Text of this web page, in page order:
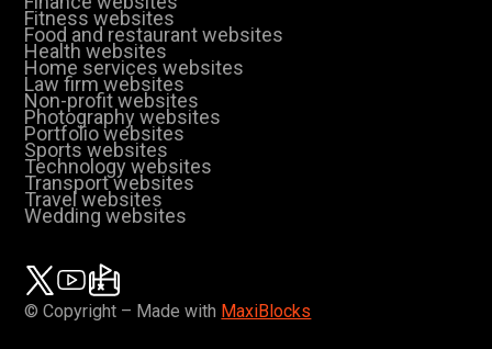
Fitness websites
Food and restaurant websites
Health websites
Home services websites
Law firm websites
Non-profit websites
Photography websites
Portfolio websites
Sports websites
Technology websites
Transport websites
Travel websites
Wedding websites
© Copyright – Made with MaxiBlocks